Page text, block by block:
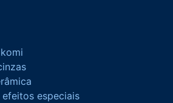
efeitos especiais